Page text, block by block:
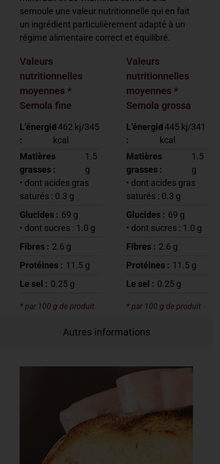
Autres informations
semoule une valeur nutritionnelle qui en fait
un ingrédient particulièrement adapté à un
régime alimentaire correct et équilibré.
Valeurs
nutritionnelles
moyennes *
Semola fine
L’énergie
:
1462 kj/345
kcal
Matières
grasses :
1.5
g
• dont acides gras
saturés : 0.3 g
Glucides : 69 g
• dont sucres : 1.0 g
Fibres : 2.6 g
Protéines : 11.5 g
Le sel : 0.25 g
* par 100 g de produit
Valeurs
nutritionnelles
moyennes *
Semola grossa
L’énergie
:
1445 kj/341
kcal
Matières
grasses :
1.5
g
• dont acides gras
saturés : 0.3 g
Glucides : 69 g
• dont sucres : 1.0 g
Fibres : 2.6 g
Protéines : 11.5 g
Le sel : 0.25 g
* par 100 g de produit